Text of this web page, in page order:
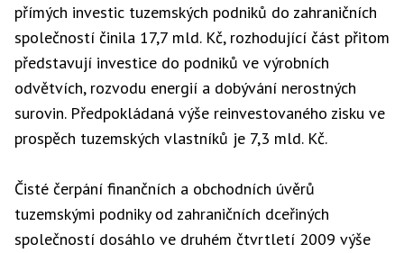
přímých investic tuzemských podniků do zahraničních
společností činila 17,7 mld. Kč, rozhodující část přitom
představují investice do podniků ve výrobních
odvětvích, rozvodu energií a dobývání nerostných
surovin. Předpokládaná výše reinvestovaného zisku ve
prospěch tuzemských vlastníků je 7,3 mld. Kč.
Čisté čerpání finančních a obchodních úvěrů
tuzemskými podniky od zahraničních dceřiných
společností dosáhlo ve druhém čtvrtletí 2009 výše